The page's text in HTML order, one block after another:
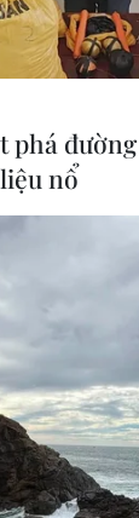
MỤC
ở miền Tây
ngục
phá
nổ